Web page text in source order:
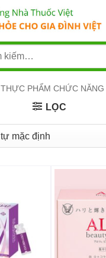
THỰC PHẨM CHỨC NĂNG
LỌC